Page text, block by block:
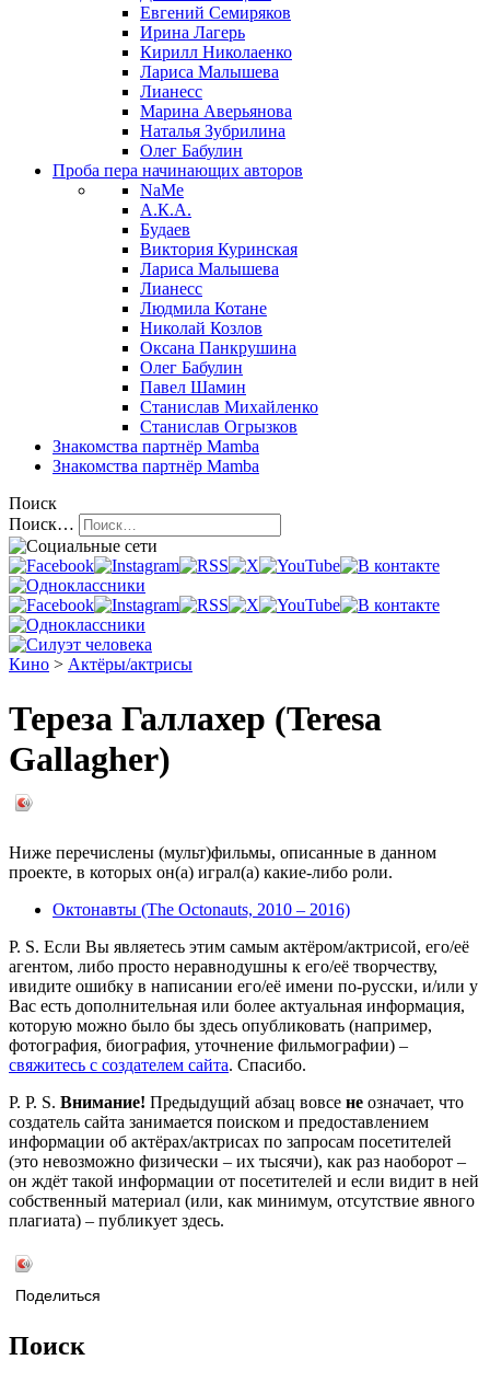
Евгений Семиряков
Ирина Лагерь
Кирилл Николаенко
Лариса Малышева
Лианесс
Марина Аверьянова
Наталья Зубрилина
Олег Бабулин
Проба пера начинающих авторов
NaMe
А.К.А.
Будаев
Виктория Куринская
Лариса Малышева
Лианесс
Людмила Котане
Николай Козлов
Оксана Панкрушина
Олег Бабулин
Павел Шамин
Станислав Михайленко
Станислав Огрызков
Знакомства партнёр Mamba
Знакомства партнёр Mamba
Поиск
Поиск…
Кино > Актёры/актрисы
Тереза Галлахер (Teresa
Gallagher)
Ниже перечислены (мульт)фильмы, описанные в данном
проекте, в которых он(а) играл(а) какие-либо роли.
Октонавты (The Octonauts, 2010 – 2016)
P. S. Если Вы являетесь этим самым актёром/актрисой, его/её
агентом, либо просто неравнодушны к его/её творчеству,
ивидите ошибку в написании его/её имени по-русски, и/или у
Вас есть дополнительная или более актуальная информация,
которую можно было бы здесь опубликовать (например,
фотография, биография, уточнение фильмографии) –
свяжитесь с создателем сайта. Спасибо.
P. P. S. Внимание! Предыдущий абзац вовсе не означает, что
создатель сайта занимается поиском и предоставлением
информации об актёрах/актрисах по запросам посетителей
(это невозможно физически – их тысячи), как раз наоборот –
он ждёт такой информации от посетителей и если видит в ней
собственный материал (или, как минимум, отсутствие явного
плагиата) – публикует здесь.
Поделиться
Поиск